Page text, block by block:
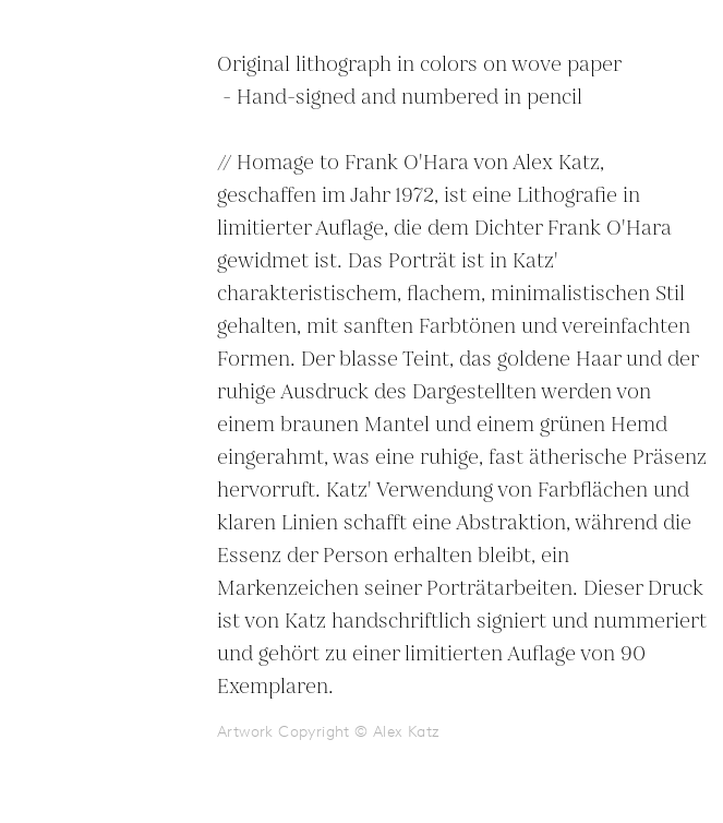
Original lithograph in colors on wove paper
// Homage to Frank O'Hara von Alex Katz,
geschaffen im Jahr 1972, ist eine Lithografie in
limitierter Auflage, die dem Dichter Frank O'Hara
gewidmet ist. Das Porträt ist in Katz'
charakteristischem, flachem, minimalistischen Stil
gehalten, mit sanften Farbtönen und vereinfachten
Formen. Der blasse Teint, das goldene Haar und der
ruhige Ausdruck des Dargestellten werden von
einem braunen Mantel und einem grünen Hemd
eingerahmt, was eine ruhige, fast ätherische Präsenz
hervorruft. Katz' Verwendung von Farbflächen und
klaren Linien schafft eine Abstraktion, während die
Essenz der Person erhalten bleibt, ein
Markenzeichen seiner Porträtarbeiten. Dieser Druck
ist von Katz handschriftlich signiert und nummeriert
und gehört zu einer limitierten Auflage von 90
Exemplaren.
Artwork Copyright © Alex Katz